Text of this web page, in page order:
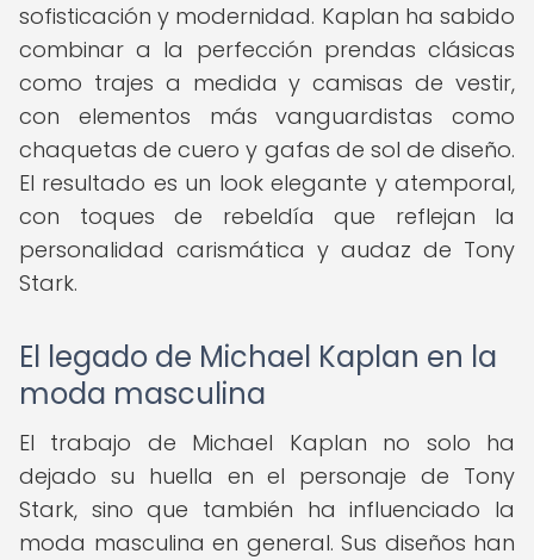
sofisticación y modernidad. Kaplan ha sabido
combinar a la perfección prendas clásicas
como trajes a medida y camisas de vestir,
con elementos más vanguardistas como
chaquetas de cuero y gafas de sol de diseño.
El resultado es un look elegante y atemporal,
con toques de rebeldía que reflejan la
personalidad carismática y audaz de Tony
Stark.
El legado de Michael Kaplan en la
moda masculina
El trabajo de Michael Kaplan no solo ha
dejado su huella en el personaje de Tony
Stark, sino que también ha influenciado la
moda masculina en general. Sus diseños han